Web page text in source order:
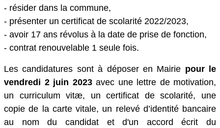
- résider dans la commune,
- présenter un certificat de scolarité 2022/2023,
- avoir 17 ans révolus à la date de prise de fonction,
- contrat renouvelable 1 seule fois.
Les candidatures sont à déposer en Mairie pour le
vendredi 2 juin 2023avec une lettre de motivation,
un curriculum vitæ, un certificat de scolarité, une
copie de la carte vitale, un relevé d’identité bancaire
au nom du candidat et d'un accord écrit du